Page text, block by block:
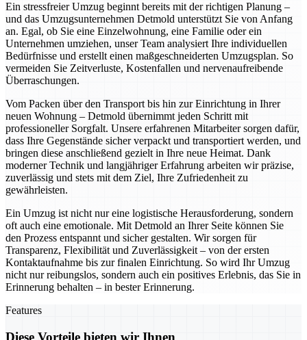
Ein stressfreier Umzug beginnt bereits mit der richtigen Planung –
und das Umzugsunternehmen Detmold unterstützt Sie von Anfang
an. Egal, ob Sie eine Einzelwohnung, eine Familie oder ein
Unternehmen umziehen, unser Team analysiert Ihre individuellen
Bedürfnisse und erstellt einen maßgeschneiderten Umzugsplan. So
vermeiden Sie Zeitverluste, Kostenfallen und nervenaufreibende
Überraschungen.
Vom Packen über den Transport bis hin zur Einrichtung in Ihrer
neuen Wohnung – Detmold übernimmt jeden Schritt mit
professioneller Sorgfalt. Unsere erfahrenen Mitarbeiter sorgen dafür,
dass Ihre Gegenstände sicher verpackt und transportiert werden, und
bringen diese anschließend gezielt in Ihre neue Heimat. Dank
moderner Technik und langjähriger Erfahrung arbeiten wir präzise,
zuverlässig und stets mit dem Ziel, Ihre Zufriedenheit zu
gewährleisten.
Ein Umzug ist nicht nur eine logistische Herausforderung, sondern
oft auch eine emotionale. Mit Detmold an Ihrer Seite können Sie
den Prozess entspannt und sicher gestalten. Wir sorgen für
Transparenz, Flexibilität und Zuverlässigkeit – von der ersten
Kontaktaufnahme bis zur finalen Einrichtung. So wird Ihr Umzug
nicht nur reibungslos, sondern auch ein positives Erlebnis, das Sie in
Erinnerung behalten – in bester Erinnerung.
Features
Diese Vorteile bieten wir Ihnen